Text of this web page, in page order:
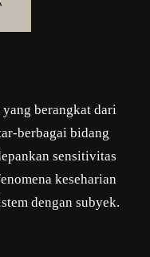
yang berangkat dari
berbagai bidang
sensitivitas
keseharian
dengan subyek.